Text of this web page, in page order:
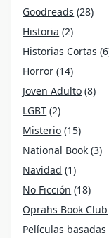
Goodreads (28)
Historia (2)
Historias Cortas
Horror (14)
Joven Adulto (8)
LGBT (2)
Misterio (15)
National Book (3)
Navidad (1)
No Ficción (18)
Oprahs Book Club
Películas